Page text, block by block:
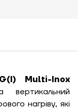
Multi-Inox
нагріву, які